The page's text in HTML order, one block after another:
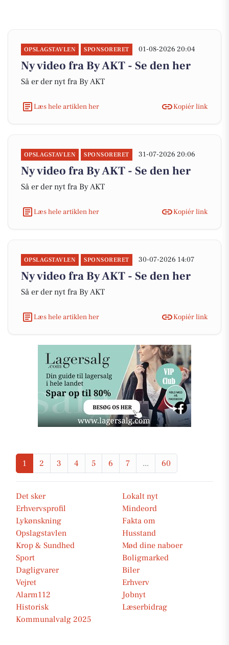
OPSLAGSTAVLEN SPONSORERET 01-08-2026 20:04
Ny video fra By AKT - Se den her
Så er der nyt fra By AKT
Læs hele artiklen her Kopiér link
OPSLAGSTAVLEN SPONSORERET 31-07-2026 20:06
Ny video fra By AKT - Se den her
Så er der nyt fra By AKT
Læs hele artiklen her Kopiér link
OPSLAGSTAVLEN SPONSORERET 30-07-2026 14:07
Ny video fra By AKT - Se den her
Så er der nyt fra By AKT
Læs hele artiklen her Kopiér link
1 2 3 4 5 6 7 ... 60
Det sker
Lokalt nyt
Erhvervsprofil
Mindeord
Lykønskning
Fakta om
Opslagstavlen
Husstand
Krop & Sundhed
Mød dine naboer
Sport
Boligmarked
Dagligvarer
Biler
Vejret
Erhverv
Alarm112
Jobnyt
Historisk
Læserbidrag
Kommunalvalg 2025